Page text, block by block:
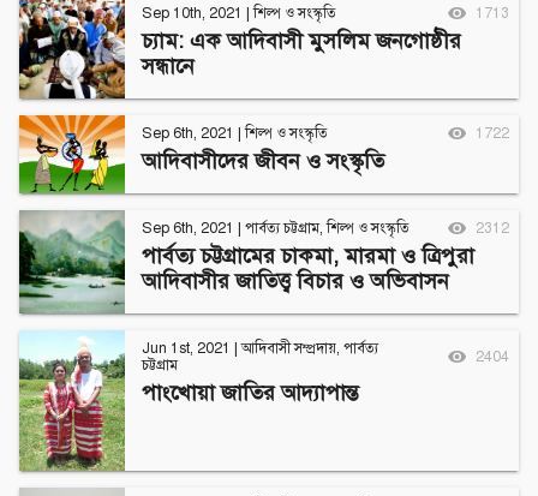
Sep 10th, 2021 |শিল্প ও সংস্কৃতি 1713
চ্যাম: এক আদিবাসী মুসলিম জনগোষ্ঠীর
সন্ধানে
Sep 6th, 2021 |শিল্প ও সংস্কৃতি 1722
আদিবাসীদের জীবন ও সংস্কৃতি
Sep 6th, 2021 | পার্বত্য চট্টগ্রাম,শিল্প ও সংস্কৃতি 2312
পার্বত্য চট্টগ্রামের চাকমা, মারমা ও ত্রিপুরা
আদিবাসীর জাতিত্ত্ব বিচার ও অভিবাসন
Jun 1st, 2021 |আদিবাসী সম্প্রদায় পার্বত্য
চট্টগ্রাম
2404
পাংখোয়া জাতির আদ্যাপান্ত